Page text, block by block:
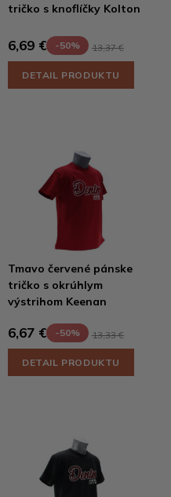
tričko s knoflíčky Kolton
6,69 € -50% 13,37 €
DETAIL PRODUKTU
Tmavo červené pánske
tričko s okrúhlym
výstrihom Keenan
6,67 € -50% 13,33 €
DETAIL PRODUKTU